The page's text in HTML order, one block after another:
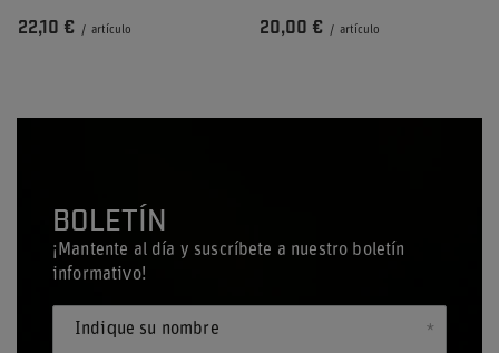
22,10 € / artículo 20,00 € / artículo
BOLETÍN
¡Mantente al día y suscríbete a nuestro boletín
informativo!
Indique su nombre